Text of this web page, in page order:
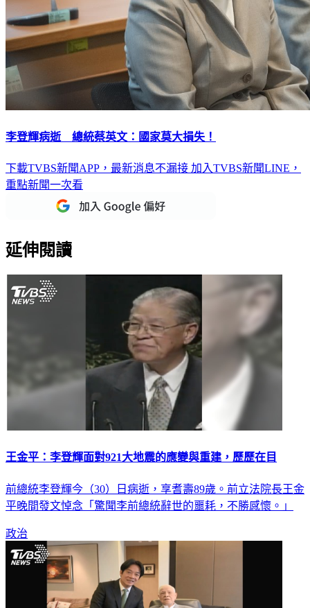
李登輝病逝 總統蔡英文：國家莫大損失！
下載TVBS新聞APP，最新消息不漏接 加入TVBS新聞LINE，
重點新聞一次看
延伸閱讀
王金平：李登輝面對921大地震的應變與重建，歷歷在目
前總統李登輝今（30）日病逝，享耆壽89歲。前立法院長王金
平晚間發文悼念「驚聞李前總統辭世的噩耗，不勝感懷。」
政治